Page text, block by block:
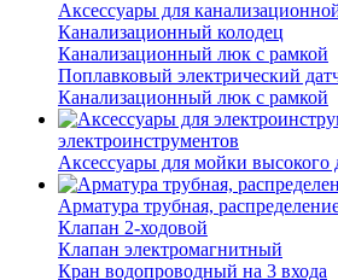
Аксессуары для
Канализационный колодец
Канализационный люк с рамкой
Поплавковый электрический
Канализационный люк с рамкой
электроинструментов
Аксессуары для мойки высокого
Арматура трубная,
Клапан 2-ходовой
Клапан электромагнитный
Кран водопроводный на 3 входа